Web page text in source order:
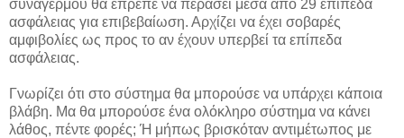
συναγερμού θα έπρεπε να περάσει μέσα από 29 επίπεδα
ασφάλειας για επιβεβαίωση. Αρχίζει να έχει σοβαρές
αμφιβολίες ως προς το αν έχουν υπερβεί τα επίπεδα
ασφάλειας.
Γνωρίζει ότι στο σύστημα θα μπορούσε να υπάρχει κάποια
βλάβη. Μα θα μπορούσε ένα ολόκληρο σύστημα να κάνει
λάθος, πέντε φορές; Ή μήπως βρισκόταν αντιμέτωπος με